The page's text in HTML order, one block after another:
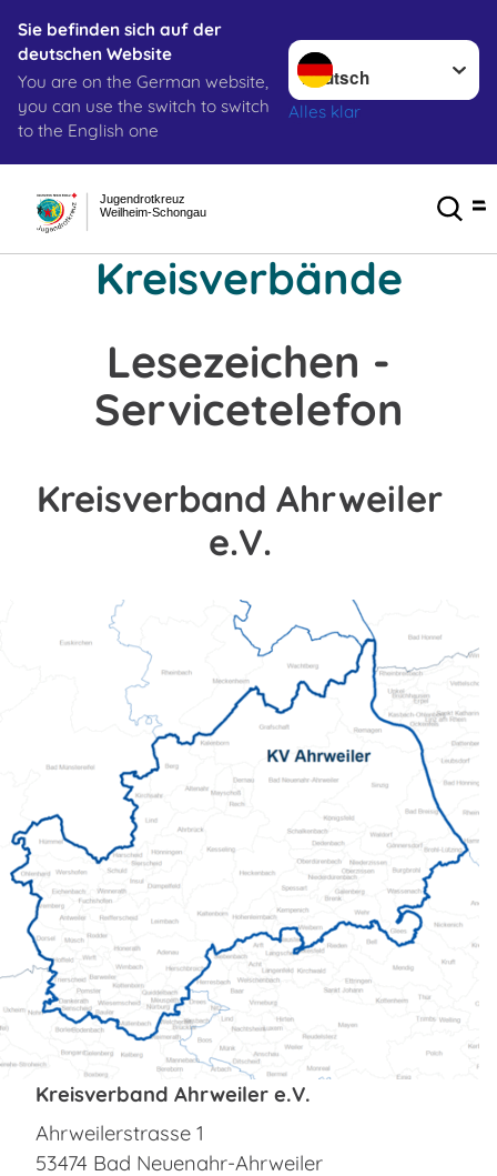
Sie befinden sich auf der
deutschen Website
You are on the German website,
you can use the switch to switch
to the English one
Sprache wechseln zu
Alles klar
Weilheim-Schongau
Jugendrotkreuz
Kreisverbände
Lesezeichen -
Servicetelefon
Kreisverband Ahrweiler
e.V.
Kreisverband Ahrweiler e.V.
Ahrweilerstrasse 1
53474 Bad Neuenahr-Ahrweiler